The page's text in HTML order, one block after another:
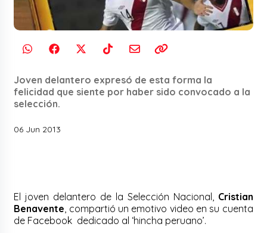
Joven delantero expresó de esta forma la
felicidad que siente por haber sido convocado a la
selección.
06 Jun 2013
El joven delantero de la Selección Nacional, Cristian
Benavente, compartió un emotivo video en su cuenta
de Facebook dedicado al ‘hincha peruano’.